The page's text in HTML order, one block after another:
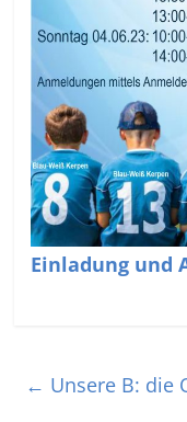
Einladung und
← Unsere B: die